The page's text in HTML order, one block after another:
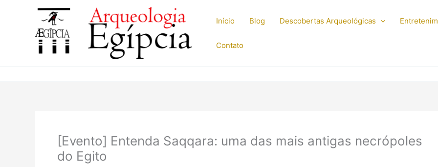
Início Blog Descobertas Arqueológicas
Contato
[Evento] Entenda Saqqara: uma das mais antigas necrópoles
do Egito